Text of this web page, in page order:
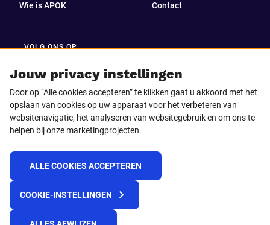
Jouw privacy instellingen
Door op “Alle cookies accepteren” te klikken gaat u akkoord met het
opslaan van cookies op uw apparaat voor het verbeteren van
websitenavigatie, het analyseren van websitegebruik en om ons te
helpen bij onze marketingprojecten.
ALLE COOKIES ACCEPTEREN
COOKIE-INSTELLINGEN
Wie is APOK Contact
VOLG ONS OP
Facebook LinkedIn
Instagram TikTok